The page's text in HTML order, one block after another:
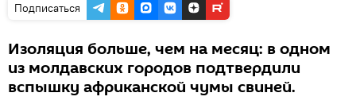
Подписаться
Изоляция больше, чем на месяц: в одном
из молдавских городов подтвердили
вспышку африканской чумы свиней.